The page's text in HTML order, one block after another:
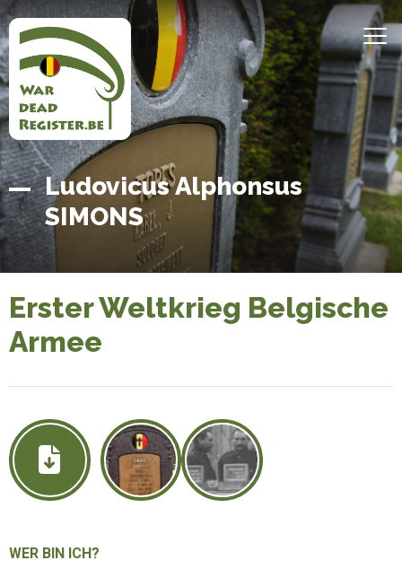
Direkt
zum
Inhalt
Startseite
Belgian
War
Dead
Register
Ludovicus Alphonsus
SIMONS
Erster Weltkrieg Belgische
Armee
WER BIN ICH?